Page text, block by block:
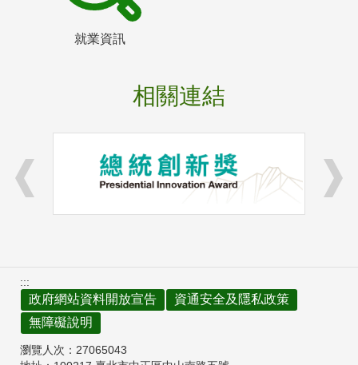
就業資訊
相關連結
:::
政府網站資料開放宣告
資通安全及隱私政策
無障礙說明
瀏覽人次： 27065043